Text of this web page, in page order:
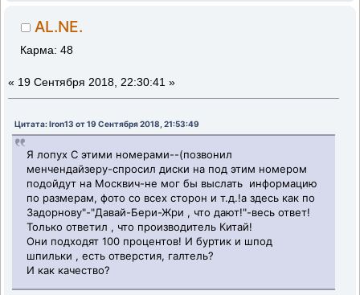
AL.NE.
Карма: 48
« 19 Сентября 2018, 22:30:41 »
Цитата: Iron13 от 19 Сентября 2018, 21:53:49
Я лопух С этими номерами--(позвонил
менчендайзеру-спросил диски на под этим номером
подойдут на Москвич-не мог бы выслать информацию
по размерам, фото со всех сторон и т.д.!а здесь как по
Задорнову"-"Давай-Бери-Жри , что дают!"-весь ответ!
Только ответил , что производитель Китай!
Они подходят 100 процентов! И буртик и шпод
шпильки , есть отверстия, галтель?
И как качество?